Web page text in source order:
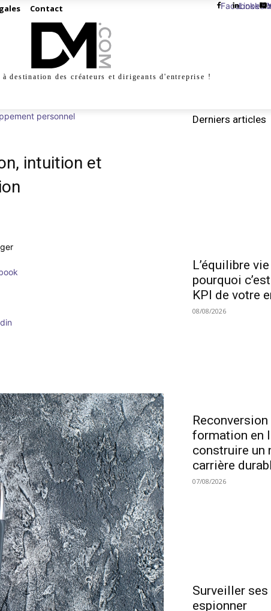
Contact Facebook
Linkedin
destination des créateurs et dirigeants d'entreprise !
personnel
intuition et
Derniers articles
L’équilibre
pourquoi
KPI de votre
08/08/2026
formation en
construire un
carrière
07/08/2026
Surveiller
espionner